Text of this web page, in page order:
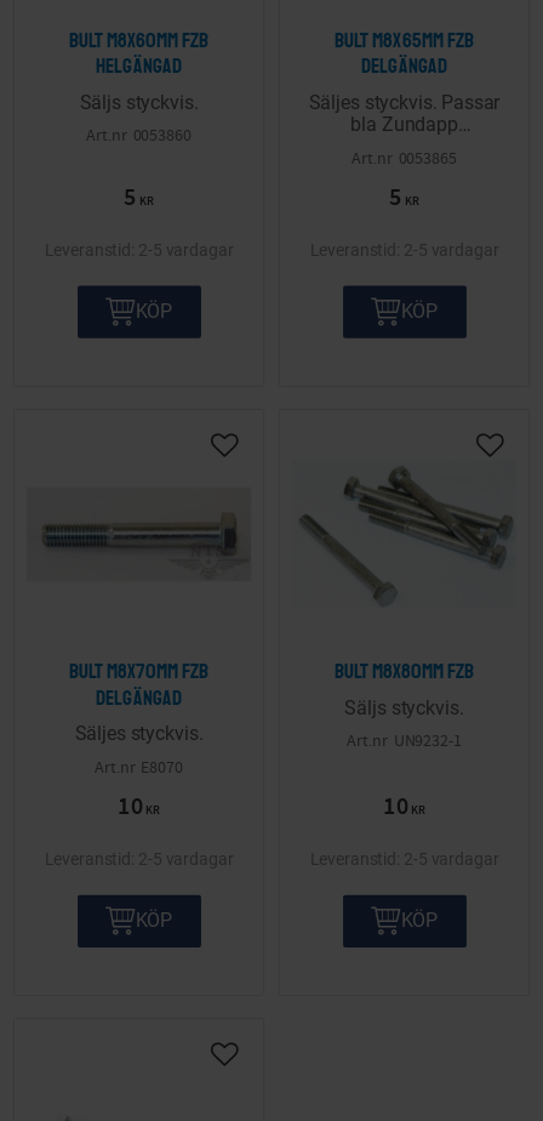
Bult M8x60mm FZB
helgängad
Säljs styckvis.
0053860
5 KR
2-5 vardagar
KÖP
Bult M8x65mm FZB
delgängad
Säljes styckvis. Passar
bla Zundapp
motorupphängning.
0053865
5 KR
2-5 vardagar
KÖP
Bult M8x70mm FZB
delgängad
Säljes styckvis.
E8070
10 KR
Lägg till i önskelista
2-5 vardagar
KÖP
Bult M8x80mm FZB
Säljs styckvis.
UN9232-1
10 KR
Lägg
2-5 vardagar
KÖP
Lägg till i önskelista